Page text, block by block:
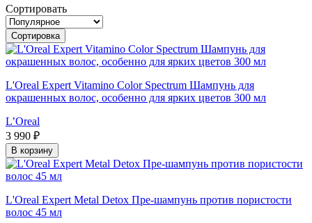
Сортировать
Сортировка
L'Oreal Expert Vitamino Color Spectrum Шампунь для
окрашенных волос, особенно для ярких цветов 300 мл
L’Oreal
3 990 ₽
В корзину
L'Oreal Expert Metal Detox Пре-шампунь против пористости
волос 45 мл